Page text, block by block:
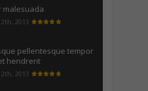
malesuada
2013
pellentesque tempor
hendrerit
2013